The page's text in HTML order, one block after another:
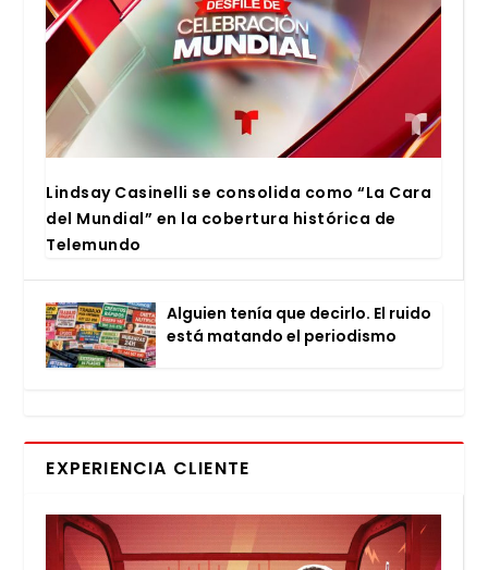
Lind­say Casi­ne­lli se con­so­li­da como “La Cara
del Mun­dial” en la cober­tu­ra his­tó­ri­ca de
Tele­mun­do
Alguien tenía que decir­lo. El rui­do
está matan­do el perio­dis­mo
EXPERIENCIA CLIENTE